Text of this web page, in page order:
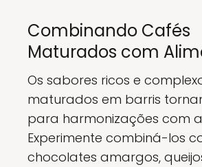
Combinando Cafés
Maturados com
Os sabores ricos e
maturados em barris
para harmonizações com
Experimente combiná-los
chocolates amargos,